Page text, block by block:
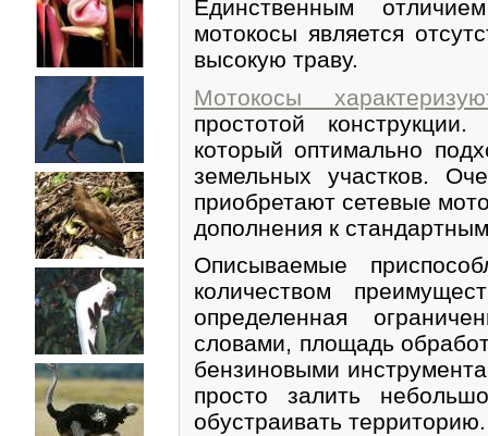
Единственным
мотокосы является
высокую траву.
Мотокосы
простотой
который оптимально
земельных участков.
приобретают сетевые
дополнения к
Описываемые
количеством
определенная
словами, площадь
бензиновыми
просто залить
обустраивать территорию.